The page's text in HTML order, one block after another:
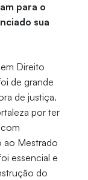
para o
sua
Direito
de grande
de justiça.
por ter
ao Mestrado
essencial e
do